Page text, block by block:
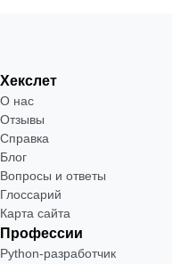
Хекслет
О нас
Отзывы
Справка
Блог
Вопросы и ответы
Глоссарий
Карта сайта
Профессии
Python-разработчик